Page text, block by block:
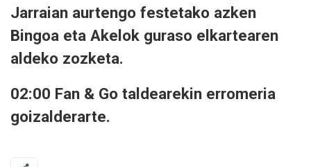
Jarraian aurtengo festetako azken
Bingoa eta Akelok guraso elkartearen
aldeko zozketa.
02:00 Fan & Go taldearekin erromeria
goizalderarte.